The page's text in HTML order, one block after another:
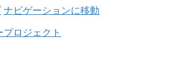
ナビゲーションに移動